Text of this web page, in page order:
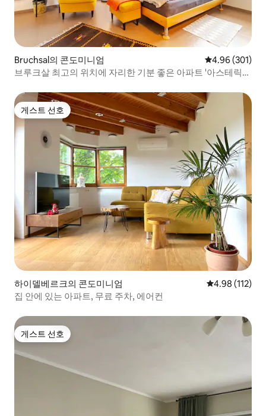
Bruchsal의 콘도미니엄 평점 4.96점(5
4.96 (301)
브루크살 최고의 위치에 자리한 기분 좋은 아파트 '아스테릭
게스트 선호
게스트 선호
하이델베르크의 콘도미니엄 평점 4.98점(5
4.98 (112)
집 안에 있는 아파트, 무료 주차, 에어컨
게스트 선호
게스트 선호